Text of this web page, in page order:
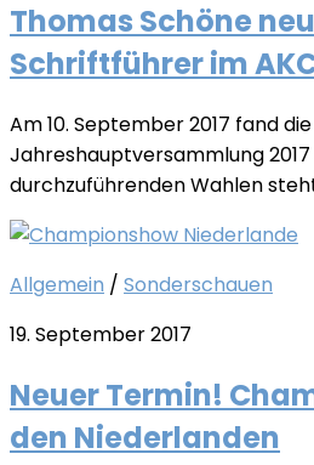
Thomas Schöne
Schriftführer im AKC
Am 10. September 2017 fand die
Jahreshauptversammlung
durchzuführenden Wahlen
Allgemein / Sonderschauen
19. September 2017
Neuer Termin!
den Niederlanden